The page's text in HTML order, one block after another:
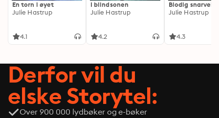
En torn i øyet
Julie Hastrup
4.1
I blindsonen
Julie Hastrup
4.2
Blodig snarvei
Julie Hastrup
4.3
Derfor vil du
elske Storytel:
Over 900 000 lydbøker og e-bøker